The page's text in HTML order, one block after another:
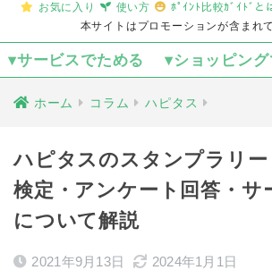
お気に入り 使い方
ﾎﾟｲﾝﾄ比較ｶﾞｲﾄﾞと
本サイトはプロモーションが含まれ
▾サービスでためる ▾ショッピン
ホーム コラム ハピタス
ハピタスのスタンプラリー
検定・アンケート回答・サ
について解説
2021年9月13日 2024年1月1日